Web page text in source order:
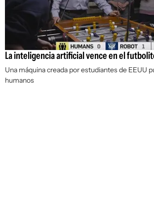
La inteligencia artificial vence en el
Una máquina creada por estudiantes de EEUU
humanos